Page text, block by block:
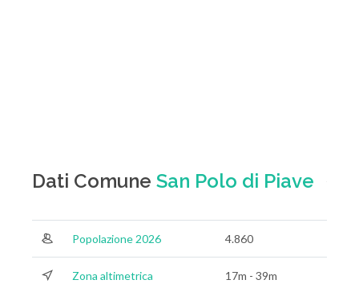
Dati Comune San Polo di Piave
Popolazione 2026 4.860
Zona altimetrica 17m - 39m